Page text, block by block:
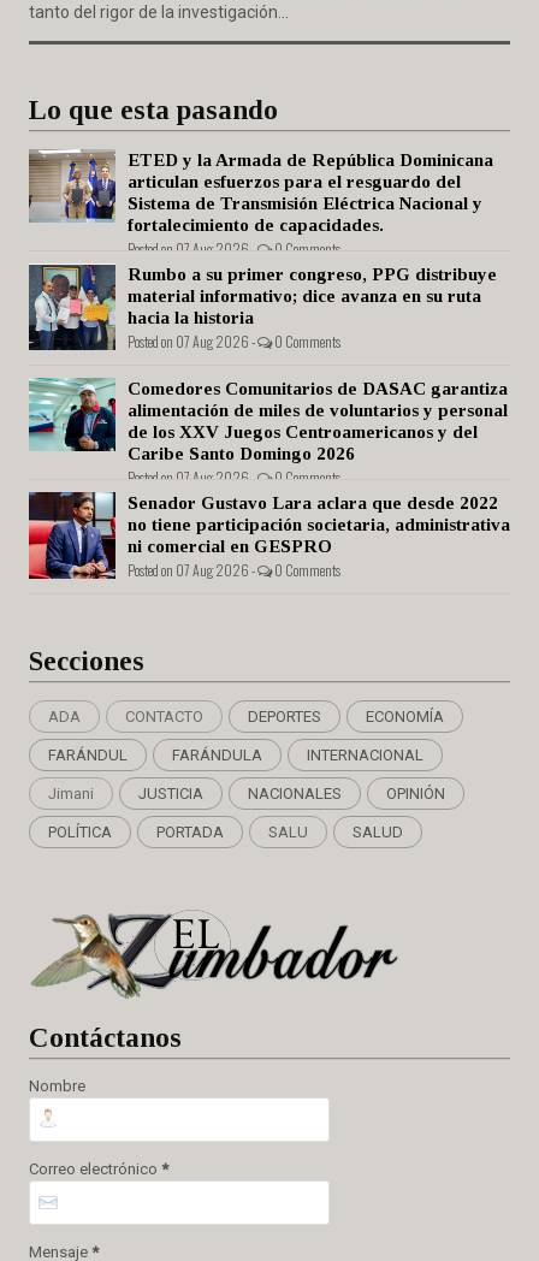
tanto del rigor de la investigación...
Lo que esta pasando
ETED y la Armada de República Dominicana
articulan esfuerzos para el resguardo del
Sistema de Transmisión Eléctrica Nacional y
fortalecimiento de capacidades.
Posted on 07 Aug 2026 - 0 Comments
Rumbo a su primer congreso, PPG distribuye
material informativo; dice avanza en su ruta
hacia la historia
Posted on 07 Aug 2026 - 0 Comments
Comedores Comunitarios de DASAC garantiza
alimentación de miles de voluntarios y personal
de los XXV Juegos Centroamericanos y del
Caribe Santo Domingo 2026
Posted on 07 Aug 2026 - 0 Comments
Senador Gustavo Lara aclara que desde 2022
no tiene participación societaria, administrativa
ni comercial en GESPRO
Posted on 07 Aug 2026 - 0 Comments
Secciones
ADA CONTACTO DEPORTES ECONOMÍA
FARÁNDUL FARÁNDULA INTERNACIONAL
Jimani JUSTICIA NACIONALES OPINIÓN
POLÍTICA PORTADA SALU SALUD
Contáctanos
Nombre
Correo electrónico *
Mensaje *